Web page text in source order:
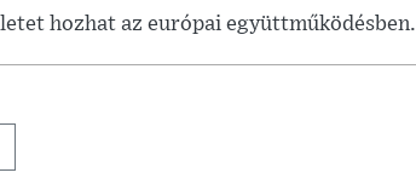
hozhat az európai együttműködésben.